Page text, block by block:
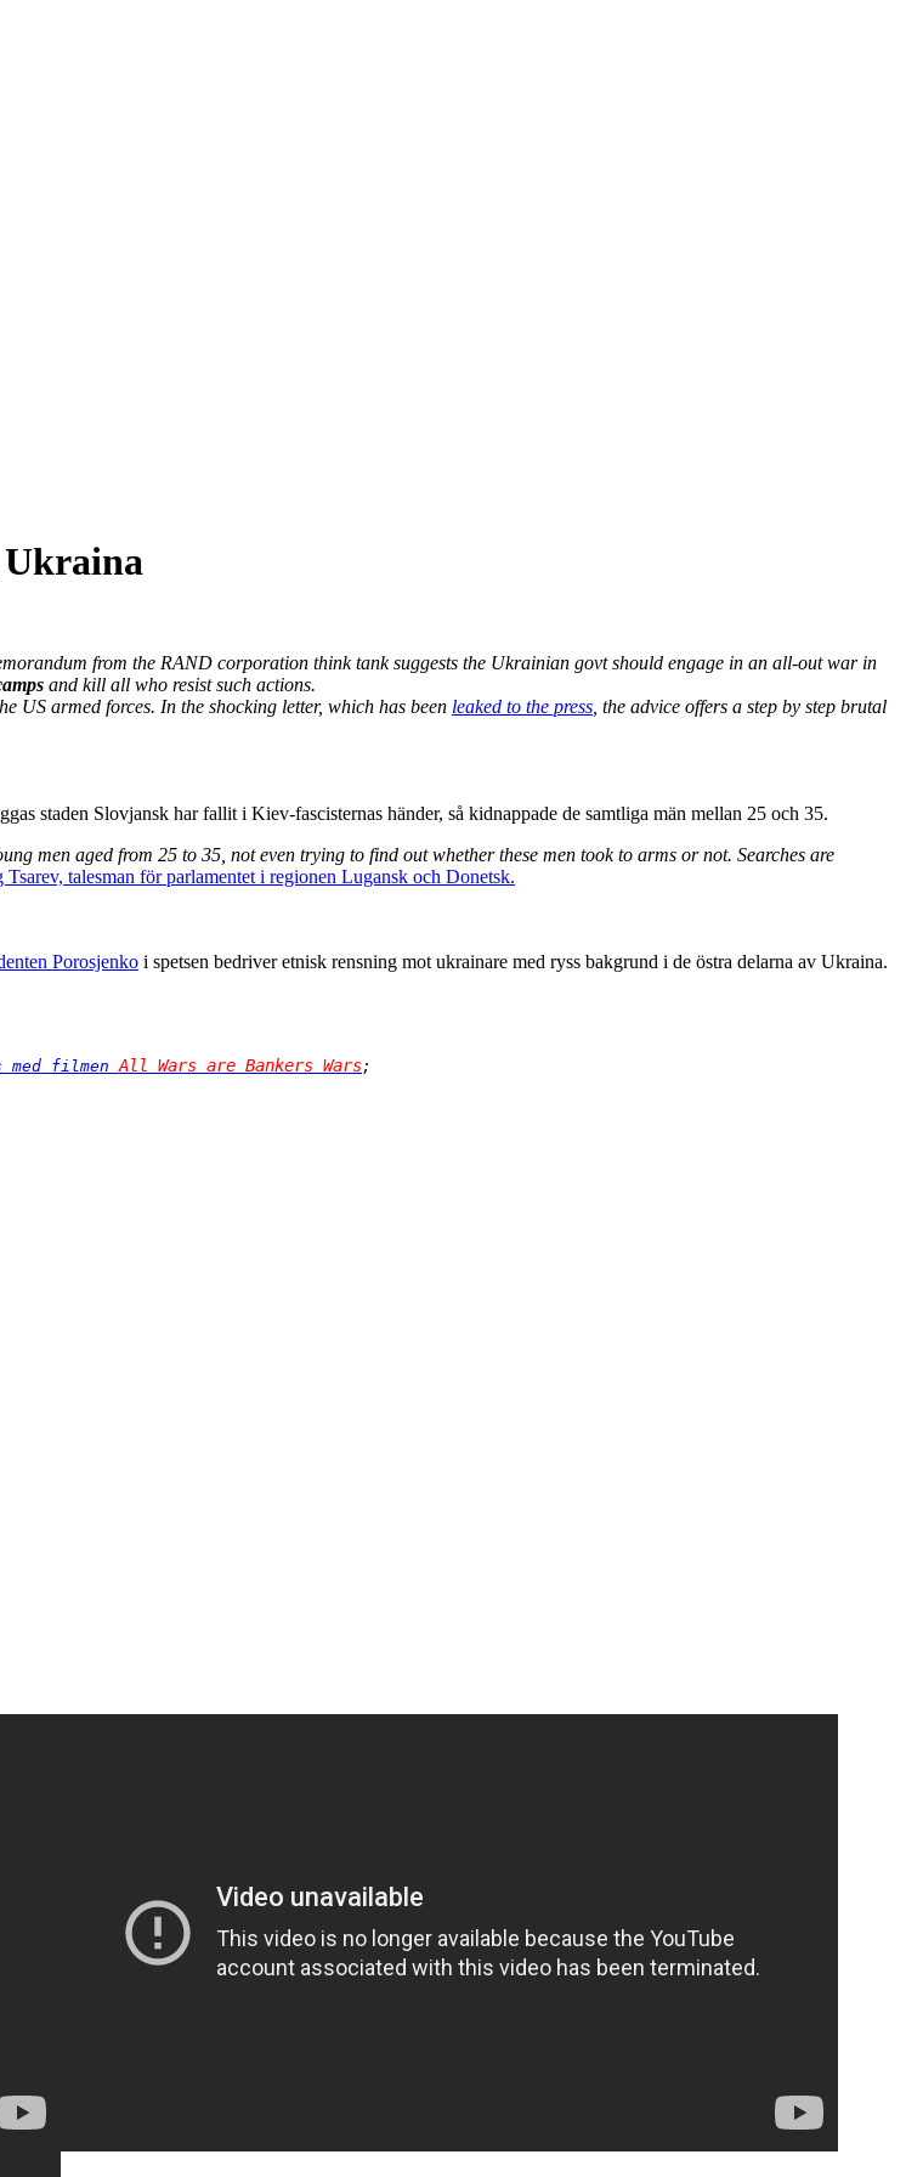
from the RAND corporation think tank suggests the Ukrainian govt should engage in an all-out war in
and kill all who resist such actions.
US armed forces. In the shocking letter, which has been leaked to the press , the advice offers a step by step brutal
staden Slovjansk har fallit i Kiev-fascisternas händer, så kidnappade de samtliga män mellan 25 och 35.
men aged from 25 to 35, not even trying to find out whether these men took to arms or not. Searches are
Tsarev, talesman för parlamentet i regionen Lugansk och Donetsk.
Porosjenko i spetsen bedriver etnisk rensning mot ukrainare med ryss bakgrund i de östra delarna av Ukraina.
filmen All Wars are Bankers Wars;